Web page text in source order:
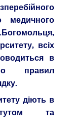
медичного
всіх
в
правил
діють в
та